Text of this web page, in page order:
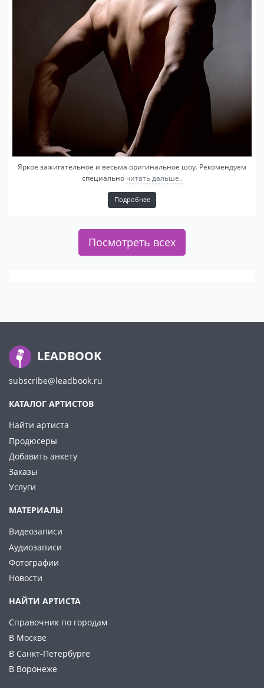
Яркое зажигательное и весьма оригинальное шоу. Рекомендуем
специально читать дальше..
Подробнее
Посмотреть всех
LEADBOOK
subscribe@leadbook.ru
КАТАЛОГ АРТИСТОВ
Найти артиста
Продюсеры
Добавить анкету
Заказы
Услуги
МАТЕРИАЛЫ
Видеозаписи
Аудиозаписи
Фотографии
Новости
НАЙТИ АРТИСТА
Справочник по городам
В Москве
В Санкт-Петербурге
В Воронеже